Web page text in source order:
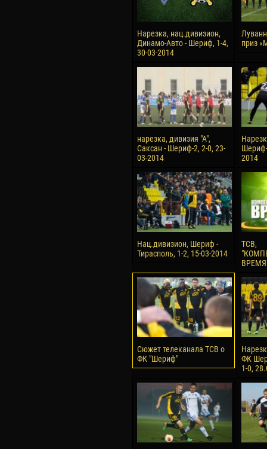
Нарезка, нац.дивизион,
Динамо-Авто - Шериф, 1-4,
30-03-2014
приз
нарезка, дивизия "А",
Саксан - Шериф-2, 2-0, 23-
03-2014
Шериф-
2014
Нац.дивизион, Шериф -
Тирасполь, 1-2, 15-03-2014
ТСВ,
Сюжет телеканала ТСВ о
ФК "Шериф"
ФК
1-0,